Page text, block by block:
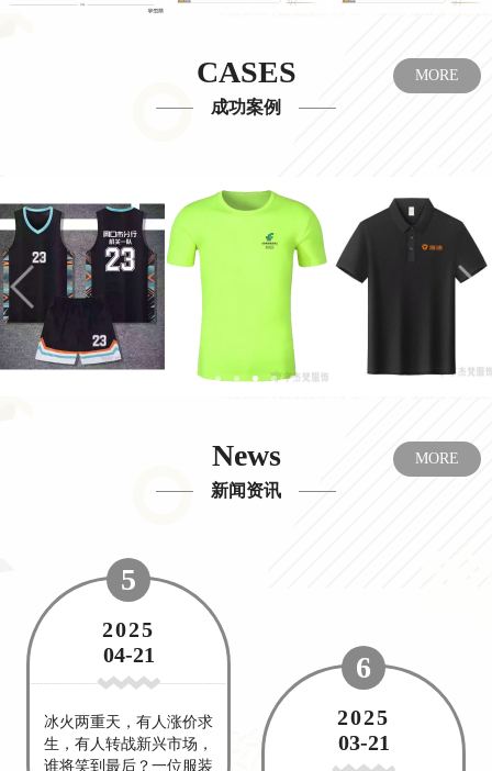
CASES
成功案例
MORE
News
新闻资讯
MORE
3
2026
07-10
继巴黎世家推出乞丐装、
垃圾袋包、破烂鞋、胶带
手镯、别针手链……更有
4
2025
12-14